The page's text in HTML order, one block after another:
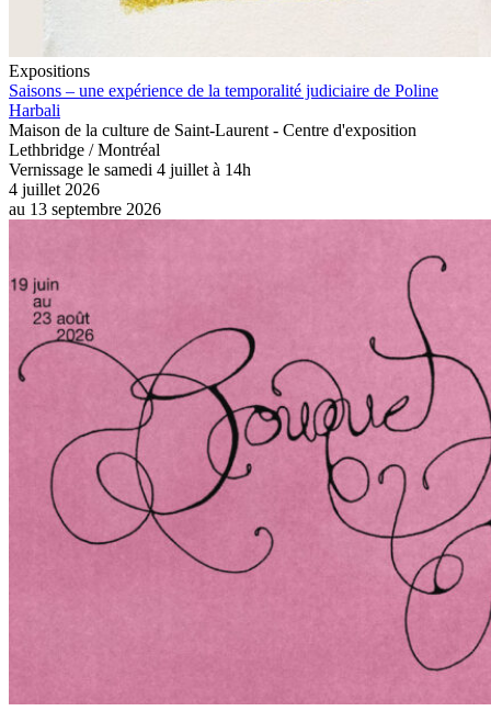
Expositions
Saisons – une expérience de la temporalité judiciaire de Poline
Harbali
Maison de la culture de Saint-Laurent - Centre d'exposition
Lethbridge / Montréal
Vernissage le samedi 4 juillet à 14h
4 juillet 2026
au 13 septembre 2026